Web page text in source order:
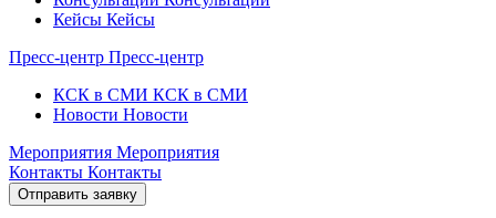
Кейсы Кейсы
Пресс-центр Пресс-центр
КСК в СМИ КСК в СМИ
Новости Новости
Мероприятия Мероприятия
Контакты Контакты
Отправить заявку